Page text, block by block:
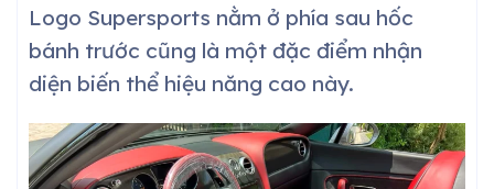
Logo Supersports nằm ở phía sau hốc
bánh trước cũng là một đặc điểm nhận
diện biến thể hiệu năng cao này.